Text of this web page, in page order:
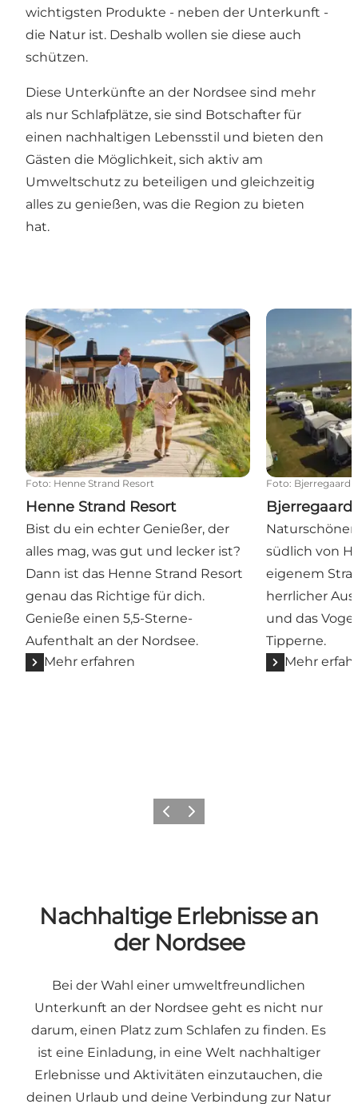
wichtigsten Produkte - neben der Unterkunft -
die Natur ist. Deshalb wollen sie diese auch
schützen.
Diese Unterkünfte an der Nordsee sind mehr
als nur Schlafplätze, sie sind Botschafter für
einen nachhaltigen Lebensstil und bieten den
Gästen die Möglichkeit, sich aktiv am
Umweltschutz zu beteiligen und gleichzeitig
alles zu genießen, was die Region zu bieten
hat.
Henne Strand Resort
Foto: Henne Strand Resort
Henne Strand Resort
Bist du ein echter Genießer, der
alles mag, was gut und lecker ist?
Dann ist das Henne Strand Resort
genau das Richtige für dich.
Genieße einen 5,5-Sterne-
Aufenthalt an der Nordsee.
Mehr erfahren
Bjerregaard
Foto: Bjerregaard
Bjerregaard
südlich von
eigenem
herrlicher
und das
Tipperne.
Mehr
ZurückWeiter
Nachhaltige Erlebnisse an
der Nordsee
Bei der Wahl einer umweltfreundlichen
Unterkunft an der Nordsee geht es nicht nur
darum, einen Platz zum Schlafen zu finden. Es
ist eine Einladung, in eine Welt nachhaltiger
Erlebnisse und Aktivitäten einzutauchen, die
deinen Urlaub und deine Verbindung zur Natur